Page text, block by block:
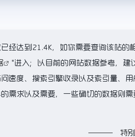
经达到21.4K，如你需要查询该站的
"进入；以目前的网站数据参考，建
问速度、搜索引擎收录以及索引量、
需求以及需要，一些确切的数据则
特